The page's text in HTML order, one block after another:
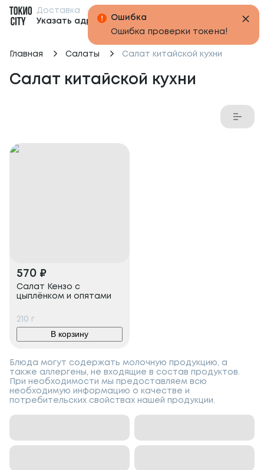
Доставка
Указать адрес
Главная Салаты Салат китайской кухни
Салат китайской кухни
570 ₽
Салат Кензо с
цыплёнком и опятами
210 г
В корзину
Блюда могут содержать молочную продукцию, а
также аллергены, не входящие в состав продуктов.
При необходимости мы предоставляем всю
необходимую информацию о качестве и
потребительских свойствах нашей продукции.